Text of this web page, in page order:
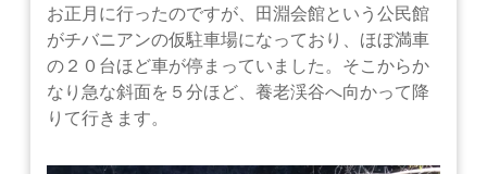
お正月に行ったのですが、田淵会館という公民館
がチバニアンの仮駐車場になっており、ほぼ満車
の２０台ほど車が停まっていました。そこからか
なり急な斜面を５分ほど、養老渓谷へ向かって降
りて行きます。